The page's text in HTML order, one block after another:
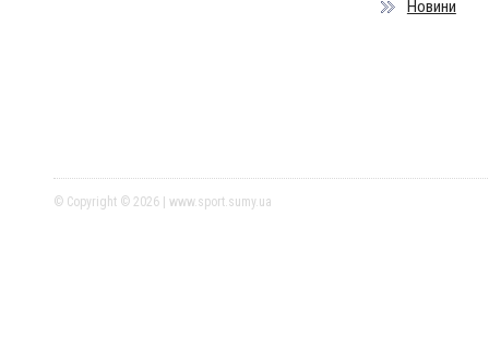
Новини
© Copyright © 2026 | www.sport.sumy.ua